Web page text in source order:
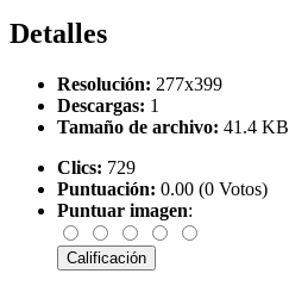
Detalles
Resolución: 277x399
Descargas: 1
Tamaño de archivo: 41.4 KB
Clics: 729
Puntuación: 0.00 (0 Votos)
Puntuar imagen: